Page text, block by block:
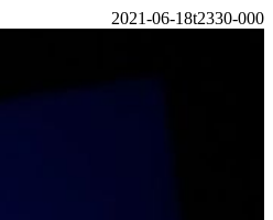
2021-06-18t2330-000